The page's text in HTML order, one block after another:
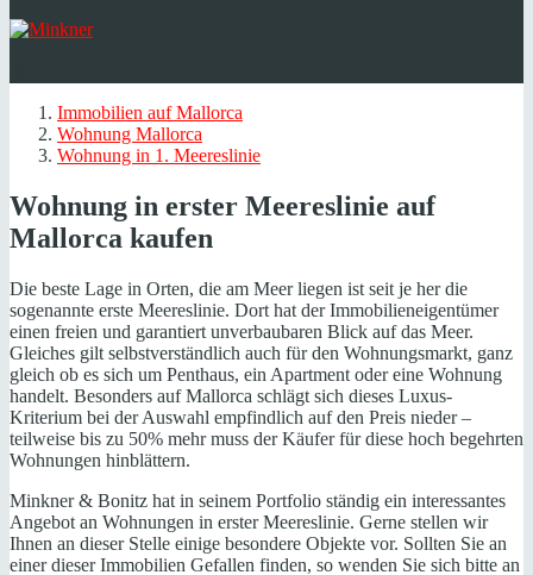
Immobilien auf Mallorca
Wohnung Mallorca
Wohnung in 1. Meereslinie
Wohnung in erster Meereslinie auf
Mallorca kaufen
Die beste Lage in Orten, die am Meer liegen ist seit je her die
sogenannte erste Meereslinie. Dort hat der Immobilieneigentümer
einen freien und garantiert unverbaubaren Blick auf das Meer.
Gleiches gilt selbstverständlich auch für den Wohnungsmarkt, ganz
gleich ob es sich um Penthaus, ein Apartment oder eine Wohnung
handelt. Besonders auf Mallorca schlägt sich dieses Luxus-
Kriterium bei der Auswahl empfindlich auf den Preis nieder –
teilweise bis zu 50% mehr muss der Käufer für diese hoch begehrten
Wohnungen hinblättern.
Minkner & Bonitz hat in seinem Portfolio ständig ein interessantes
Angebot an Wohnungen in erster Meereslinie. Gerne stellen wir
Ihnen an dieser Stelle einige besondere Objekte vor. Sollten Sie an
einer dieser Immobilien Gefallen finden, so wenden Sie sich bitte an